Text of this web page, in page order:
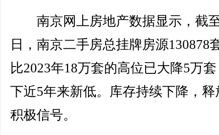
南京网上房地产数据显示，截
日，南京二手房总挂牌房源130878
比2023年18万套的高位已大降5万
下近5年来新低。库存持续下降，释
积极信号。